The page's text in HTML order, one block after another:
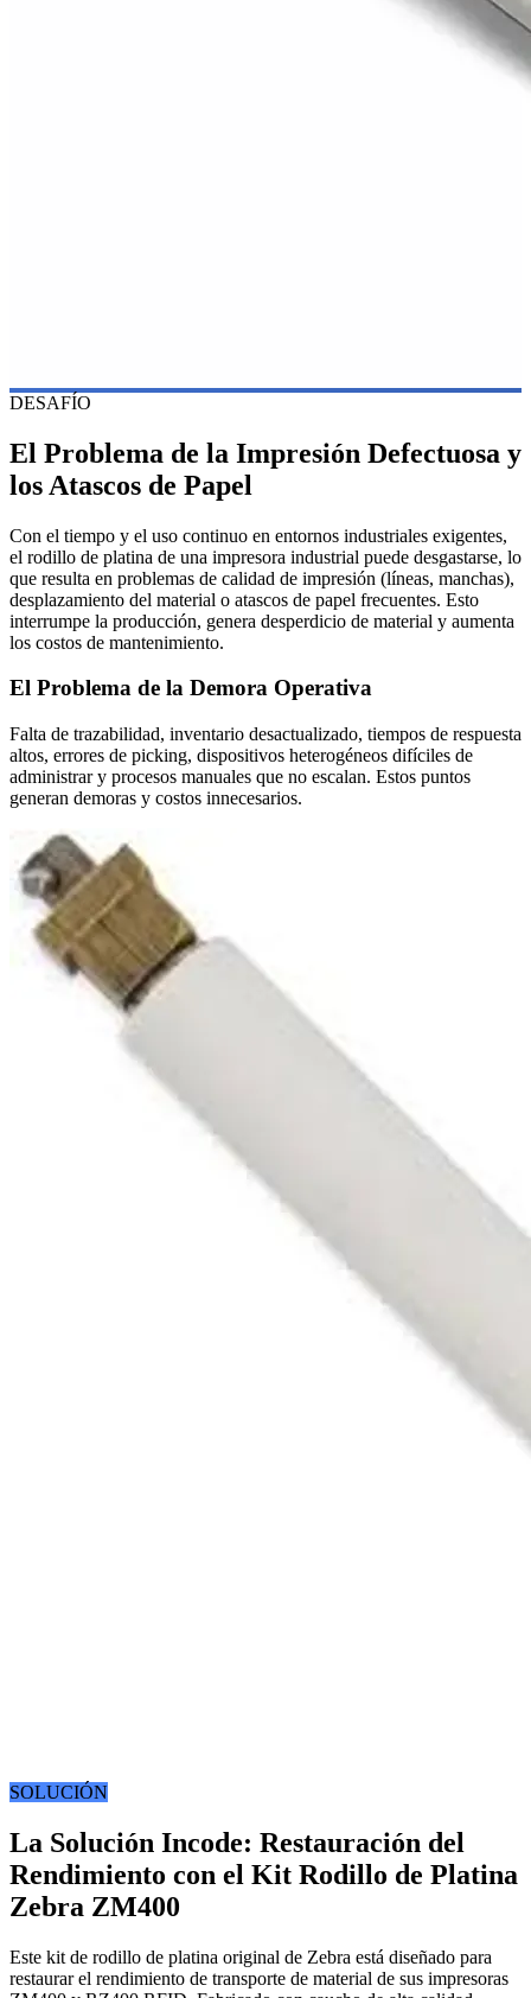
DESAFÍO
El Problema de la Impresión Defectuosa y
los Atascos de Papel
Con el tiempo y el uso continuo en entornos industriales exigentes,
el rodillo de platina de una impresora industrial puede desgastarse, lo
que resulta en problemas de calidad de impresión (líneas, manchas),
desplazamiento del material o atascos de papel frecuentes. Esto
interrumpe la producción, genera desperdicio de material y aumenta
los costos de mantenimiento.
El Problema de la Demora Operativa
Falta de trazabilidad, inventario desactualizado, tiempos de respuesta
altos, errores de picking, dispositivos heterogéneos difíciles de
administrar y procesos manuales que no escalan. Estos puntos
generan demoras y costos innecesarios.
SOLUCIÓN
La Solución Incode: Restauración del
Rendimiento con el Kit Rodillo de Platina
Zebra ZM400
Este kit de rodillo de platina original de Zebra está diseñado para
restaurar el rendimiento de transporte de material de sus impresoras